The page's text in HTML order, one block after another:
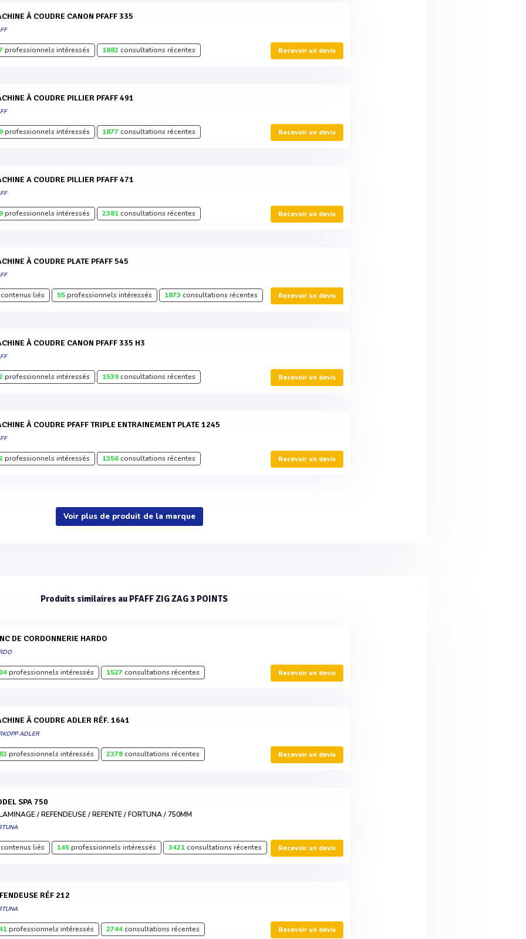
À COUDRE CANON PFAFF 335
professionnels intéressés 1882consultations récentes Recevoir un devis
À COUDRE PILLIER PFAFF 491
professionnels intéressés 1877consultations récentes Recevoir un devis
A COUDRE PILLIER PFAFF 471
professionnels intéressés 2381consultations récentes Recevoir un devis
À COUDRE PLATE PFAFF 545
liés 55professionnels intéressés 1873 consultations récentes Recevoir un devis
À COUDRE CANON PFAFF 335 H3
professionnels intéressés 1539consultations récentes Recevoir un devis
À COUDRE PFAFF TRIPLE ENTRAINEMENT PLATE 1245
professionnels intéressés 1356consultations récentes Recevoir un devis
Voir plus de produit de la marque
Produits similaires au PFAFF ZIG ZAG 3 POINTS
DE CORDONNERIE HARDO
professionnels intéressés 1527consultations récentes Recevoir un devis
À COUDRE ADLER RÉF. 1641
ADLER
professionnels intéressés 2378consultations récentes Recevoir un devis
SPA 750
/ REFENDEUSE / REFENTE / FORTUNA / 750MM
liés 145professionnels intéressés 3421consultations récentes Recevoir un devis
RÉF 212
professionnels intéressés 2744consultations récentes Recevoir un devis